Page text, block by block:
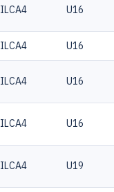
ILCA4 U16
ILCA4 U16
ILCA4 U16
ILCA4 U16
ILCA4 U19